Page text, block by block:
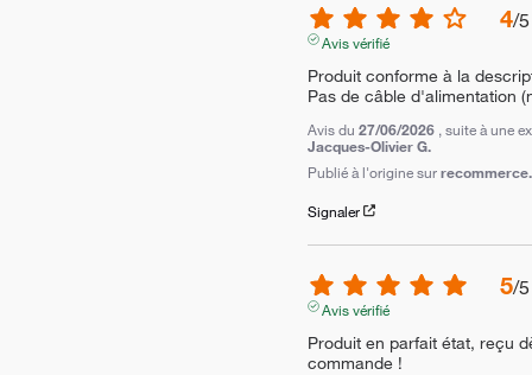
4/5
Avis vérifié
Produit conforme à la
Pas de câble d'alimentation
Avis du 27/06/2026 , suite à une
Jacques-Olivier G.
Publié à l'origine sur
Signaler
5/5
Avis vérifié
Produit en parfait état, reçu
commande !